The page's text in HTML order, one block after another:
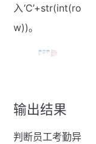
入‘C’+str(int(ro
w))。
输出结果
判断员工考勤异